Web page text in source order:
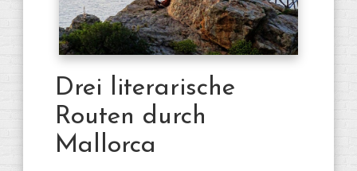
Drei literarische
Routen durch
Mallorca